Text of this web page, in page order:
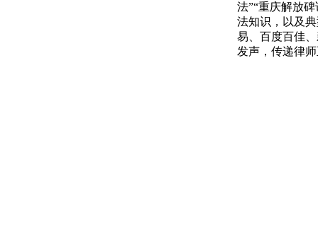
法”“重庆解放
法知识，以及
易、百度百佳
发声，传递律